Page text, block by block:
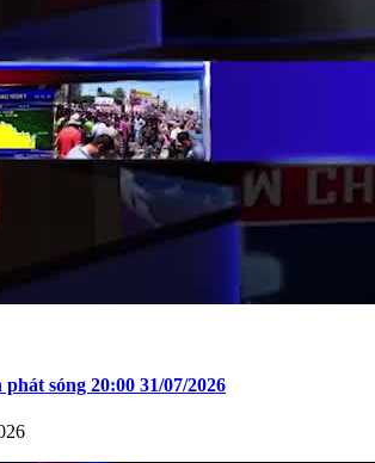
sóng 20:00 31/07/2026